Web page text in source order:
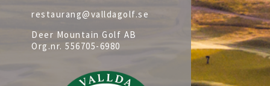
restaurang@valldagolf.se
Deer Mountain Golf AB
Org.nr. 556705-6980